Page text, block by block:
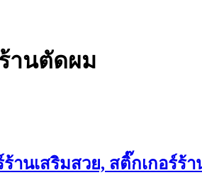
านตัดผม
านเสริมสวย, สติ๊กเกอร์ร้